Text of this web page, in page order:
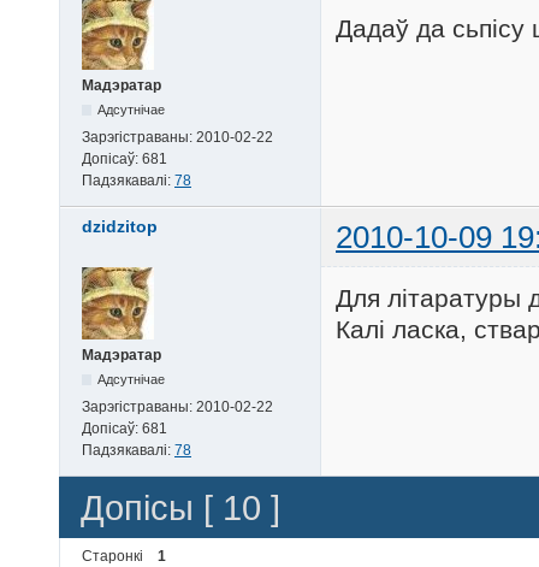
Мадэратар
Адсутнічае
Зарэгістраваны: 2010-02-22
Допісаў: 681
Падзякавалі: 78
Дадаў да
dzidzitop 2010-10-09
Мадэратар
Адсутнічае
Зарэгістраваны: 2010-02-22
Допісаў: 681
Падзякавалі: 78
Для літаратуры
Калі ласка,
Допісы [ 10 ]
Старонкі 1